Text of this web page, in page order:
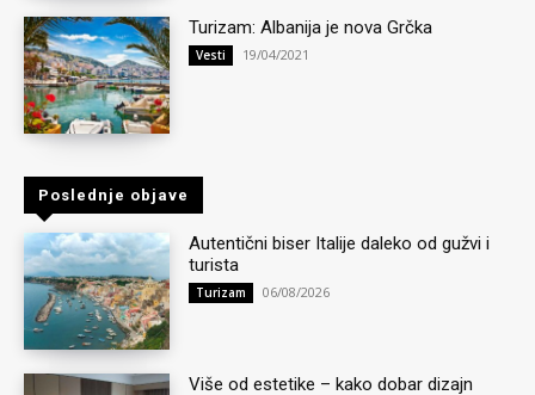
Turizam: Albanija je nova Grčka
Vesti 19/04/2021
Poslednje objave
Autentični biser Italije daleko od gužvi i
turista
Turizam 06/08/2026
Više od estetike – kako dobar dizajn